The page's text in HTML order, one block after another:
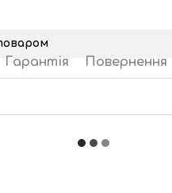
Гарантія Повернення